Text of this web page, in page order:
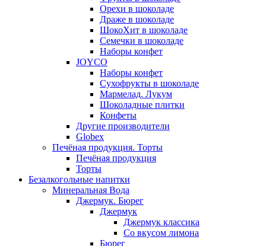
Орехи в шоколаде
Драже в шоколаде
ШокоХит в шоколаде
Семечки в шоколаде
Наборы конфет
JOYCO
Наборы конфет
Сухофрукты в шоколаде
Мармелад. Лукум
Шоколадные плитки
Конфеты
Другие производители
Globex
Печёная продукция. Торты
Печёная продукция
Торты
Безалкогольные напитки
Минеральная Вода
Джермук. Бюрег
Джермук
Джермук классика
Со вкусом лимона
Бюрег